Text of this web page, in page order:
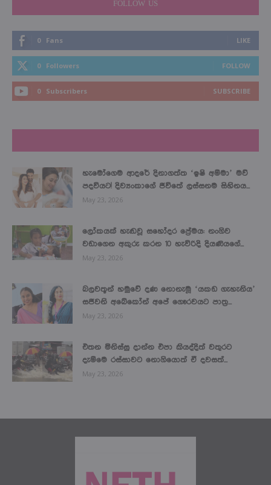
FOLLOW US
0 Fans LIKE
0 Followers FOLLOW
0 Subscribers SUBSCRIBE
හැමෝගෙම ආදරේ දිනාගත්ත ‘ඉෂි අම්මා’ මව්
පදවියට! දිව්‍යංකාගේ ජීවිතේ ලස්සනම සිහිනය...
May 23, 2026
ලෝකයක් හැඬවූ සහෝදර ප්‍රේමය: නංගිව
වඩාගෙන අකුරු කරන 10 හැවිරිදි දියණියගේ...
May 23, 2026
බලවතූන් හමුවේ දණ නොනැමූ ‘යකඩ ගැහැනිය’
සජීවනි අබේකෝන් අපේ ගෞරවයට පාත්‍ර...
May 23, 2026
එතන මිනිස්සු දාන්න එපා කියද්දිත් වතුරට
දැම්මෙ රස්සාවට නොගියොත් ඒ දවසත්...
May 23, 2026